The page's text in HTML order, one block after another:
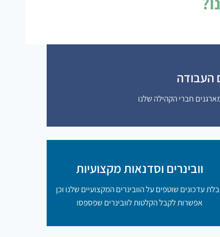
העבודה
חברי הקהילה שלנו
וובינרים וסדנאות מקצועיות
עדכונים שוטפים על הוובינרים המקצועיים שלנו וכן
אפשרות לקבל הקלטות לוובינרים שפספסו